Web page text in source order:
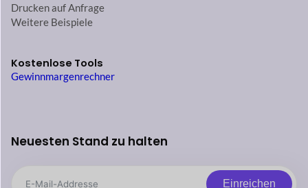
Drucken auf Anfrage
Weitere Beispiele
Kostenlose Tools
Gewinnmargenrechner
Neuesten Stand zu halten
Einreichen